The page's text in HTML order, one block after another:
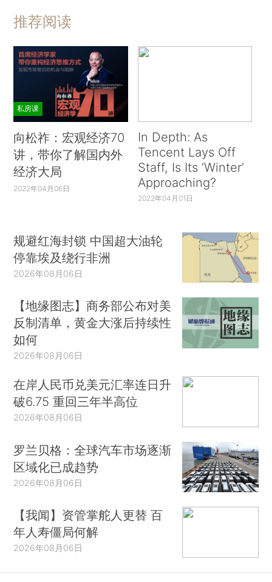
推荐阅读
私房课
向松祚：宏观经济70
讲，带你了解国内外
经济大局
2022年04月06日
In Depth: As
Tencent Lays Off
Staff, Is Its ‘Winter’
Approaching?
2022年04月01日
规避红海封锁 中国超大油轮
停靠埃及绕行非洲
2026年08月06日
【地缘图志】商务部公布对美
反制清单，黄金大涨后持续性
如何
2026年08月06日
在岸人民币兑美元汇率连日升
破6.75 重回三年半高位
2026年08月06日
罗兰贝格：全球汽车市场逐渐
区域化已成趋势
2026年08月06日
【我闻】资管掌舵人更替 百
年人寿僵局何解
2026年08月06日